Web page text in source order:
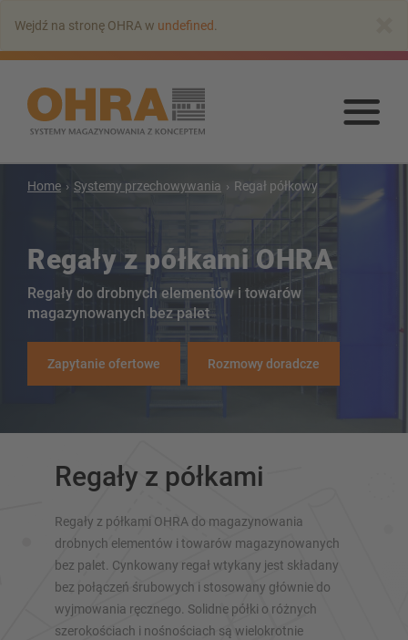
głównej
Wejdź na stronę OHRA w undefined
Home Systemy przechowywania Regał półkowy
Regały z półkami OHRA
Regały do drobnych elementów i towarów
magazynowanych bez palet
Zapytanie ofertowe Rozmowy doradcze
Regały z półkami
Regały z półkami OHRA do magazynowania
drobnych elementów i towarów magazynowanych
bez palet. Cynkowany regał wtykany jest składany
bez połączeń śrubowych i stosowany głównie do
wyjmowania ręcznego. Solidne półki o różnych
szerokościach i nośnościach są wielokrotnie
Regał wspornikowy z dachem
Dwustronny regał wspornikowy
Regały wspornikowe jezdne
PRZEGLĄD SYSTEMÓW
MAGAZYNOWYCH
Regały paletowy